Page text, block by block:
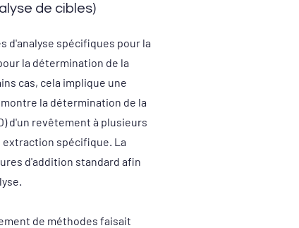
de cibles)
d'analyse spécifiques pour la
la détermination de la
cas, cela implique une
la détermination de la
d'un revêtement à plusieurs
extraction spécifique. La
d'addition standard afin
de méthodes faisait